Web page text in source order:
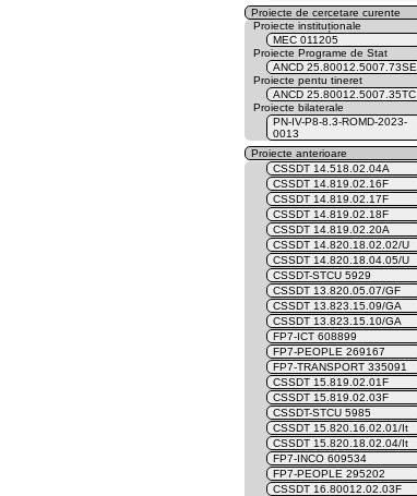
Proiecte de cercetare curente
Proiecte instituționale
MEC 011205
Proiecte Programe de Stat
ANCD 25.80012.5007.73SE
Proiecte pentu tineret
ANCD 25.80012.5007.35TC
Proiecte bilaterale
PN-IV-P8-8.3-ROMD-2023-
0013
Proiecte anterioare
CSSDT 14.518.02.04A
CSSDT 14.819.02.16F
CSSDT 14.819.02.17F
CSSDT 14.819.02.18F
CSSDT 14.819.02.20A
CSSDT 14.820.18.02.02/U
CSSDT 14.820.18.04.05/U
CSSDT-STCU 5929
CSSDT 13.820.05.07/GF
CSSDT 13.823.15.09/GA
CSSDT 13.823.15.10/GA
FP7-ICT 608899
FP7-PEOPLE 269167
FP7-TRANSPORT 335091
CSSDT 15.819.02.01F
CSSDT 15.819.02.03F
CSSDT-STCU 5985
CSSDT 15.820.16.02.01/It
CSSDT 15.820.18.02.04/It
FP7-INCO 609534
FP7-PEOPLE 295202
CSSDT 16.80012.02.03F